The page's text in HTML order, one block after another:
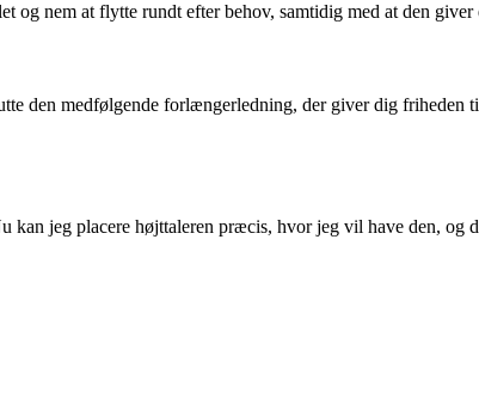
nem at flytte rundt efter behov, samtidig med at den
den medfølgende forlængerledning, der giver dig friheden
kan jeg placere højttaleren præcis, hvor jeg vil have den, og